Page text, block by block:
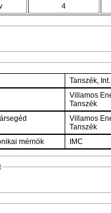
4
Tanszék,
Villamos
Tanszék
Villamos
Tanszék
okl. mechatronikai mérnök IMC